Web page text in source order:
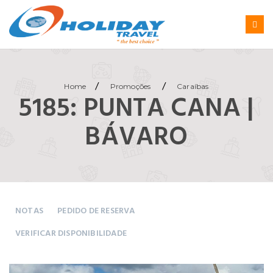
Home / Promoções / Caraíbas
5185: PUNTA CANA |
BÁVARO
NOTAS
PEDIDO DE RESERVA
VERIFICAR DISPONIBILIDADE